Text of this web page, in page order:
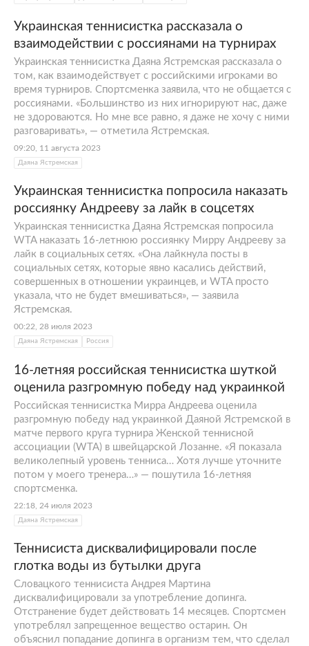
Украинская теннисистка рассказала о
взаимодействии с россиянами на турнирах
Украинская теннисистка Даяна Ястремская рассказала о
том, как взаимодействует с российскими игроками во
время турниров. Спортсменка заявила, что не общается с
россиянами. «Большинство из них игнорируют нас, даже
не здороваются. Но мне все равно, я даже не хочу с ними
разговаривать», — отметила Ястремская.
09:20, 11 августа 2023
Даяна Ястремская
Украинская теннисистка попросила наказать
россиянку Андрееву за лайк в соцсетях
Украинская теннисистка Даяна Ястремская попросила
WTA наказать 16-летнюю россиянку Мирру Андрееву за
лайк в социальных сетях. «Она лайкнула посты в
социальных сетях, которые явно касались действий,
совершенных в отношении украинцев, и WTA просто
указала, что не будет вмешиваться», — заявила
Ястремская.
00:22, 28 июля 2023
Даяна Ястремская Россия
16-летняя российская теннисистка шуткой
оценила разгромную победу над украинкой
Российская теннисистка Мирра Андреева оценила
разгромную победу над украинкой Даяной Ястремской в
матче первого круга турнира Женской теннисной
ассоциации (WTA) в швейцарской Лозанне. «Я показала
великолепный уровень тенниса… Хотя лучше уточните
потом у моего тренера…» — пошутила 16-летняя
спортсменка.
22:18, 24 июля 2023
Даяна Ястремская
Теннисиста дисквалифицировали после
глотка воды из бутылки друга
Словацкого теннисиста Андрея Мартина
дисквалифицировали за употребление допинга.
Отстранение будет действовать 14 месяцев. Спортсмен
употреблял запрещенное вещество остарин. Он
объяснил попадание допинга в организм тем, что сделал